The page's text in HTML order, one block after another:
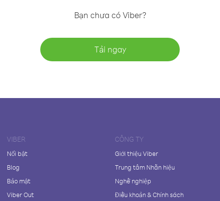
Bạn chưa có Viber?
Tải ngay
VIBER
Nổi bật
Blog
Bảo mật
Viber Out
CÔNG TY
Giới thiệu Viber
Trung tâm Nhãn hiệu
Nghề nghiệp
Điều khoản & Chính sách